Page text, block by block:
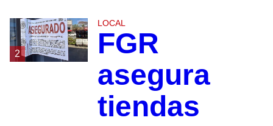
2
LOCAL
FGR
asegura
tiendas